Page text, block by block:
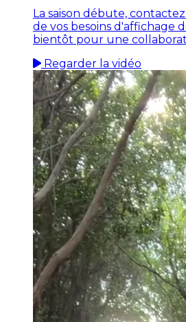
La saison débute,
de vos besoins d'affichage
bientôt pour une
Regarder la vidéo